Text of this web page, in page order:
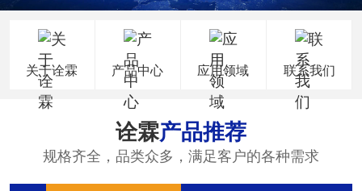
关于诠霖 产品中心 应用领域 联系我们
诠霖产品推荐
规格齐全，品类众多，满足客户的各种需求